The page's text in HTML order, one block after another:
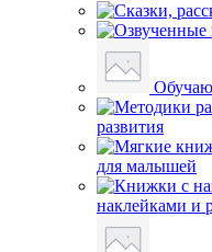
развития
для малышей
наклейками и